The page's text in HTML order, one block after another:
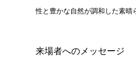
性と豊かな自然が調和した素
来場者へのメッセージ